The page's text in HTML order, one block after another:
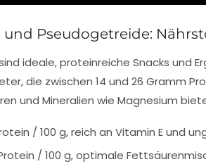
und Pseudogetreide:
ideale, proteinreiche Snacks und
die zwischen 14 und 26 Gramm
und Mineralien wie Magnesium
/ 100 g, reich an Vitamin E und
/ 100 g, optimale